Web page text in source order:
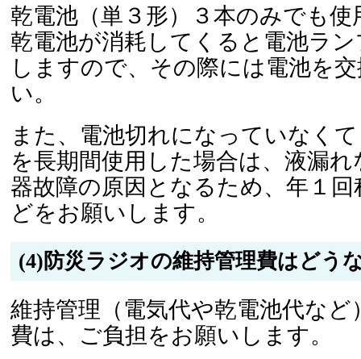
乾電池（単３形）３本のみでも
乾電池が消耗してくると電池ラ
しますので、その際には電池を
い。
また、電池切れになっていなく
を長期間使用した場合は、液漏
器故障の原因となるため、年１
どをお願いします。
(4)防災ラジオの維持管理費はどう
維持管理（電気代や乾電池代など
費は、ご負担をお願いします。